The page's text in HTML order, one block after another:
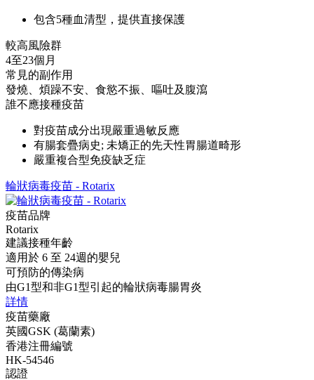
包含5種血清型，提供直接保護
較高風險群
4至23個月
常見的副作用
發燒、煩躁不安、食慾不振、嘔吐及腹瀉
誰不應接種疫苗
對疫苗成分出現嚴重過敏反應
有腸套疊病史; 未矯正的先天性胃腸道畸形
嚴重複合型免疫缺乏症
輪狀病毒疫苗 - Rotarix
疫苗品牌
Rotarix
建議接種年齡
適用於 6 至 24週的嬰兒
可預防的傳染病
由G1型和非G1型引起的輪狀病毒腸胃炎
詳情
疫苗藥廠
英國GSK (葛蘭素)
香港注冊編號
HK-54546
認證